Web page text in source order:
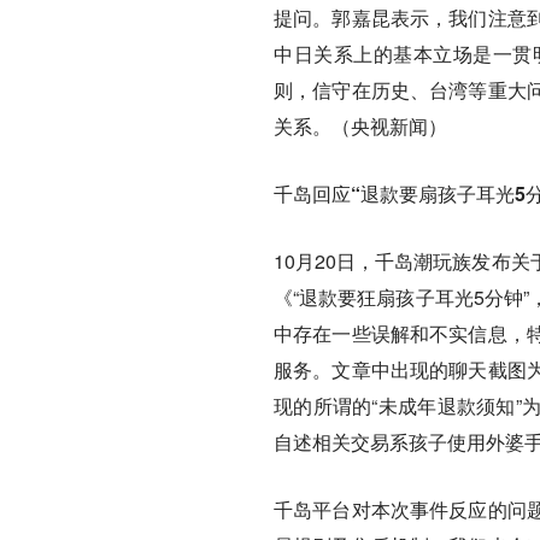
提问。郭嘉昆表示，我们注意
中日关系上的基本立场是一
则，信守在历史、台湾等重大
关系。（央视新闻）
千岛回应“退款要扇孩子耳光5
10月20日，千岛潮玩族发布
《“退款要狂扇孩子耳光5分
中存在一些误解和不实信息，
服务。文章中出现的聊天截图
现的所谓的“未成年退款须知”
自述相关交易系孩子使用外婆
千岛平台对本次事件反应的问